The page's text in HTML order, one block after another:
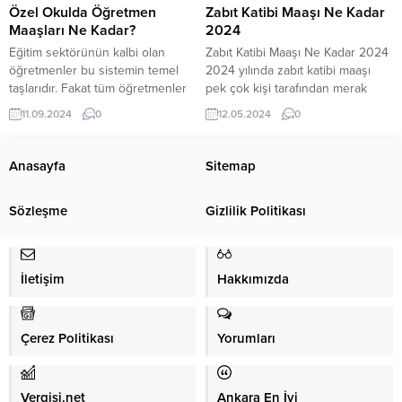
alan detayları okuyabilirsiniz.
Defacto, 1970 yılında İstanbul’da
kurulmuştur....
2024...
Özel Okulda Öğretmen
Maaşları Ne Kadar?
Eğitim sektörünün kalbi olan
öğretmenler bu sistemin temel
taşlarıdır. Fakat tüm öğretmenler
aynı şartlarda çalışmamaktadır.
Öğretmen maaşları devlet ve
Günümüzde ücretli öğretmenler,
kadrolu meslektaşlarından farklı
çalışır. Bu yüzden maaşları da
belirlenir. 2024 Ücretli Öğretmen
öğretmenler,...
11.09.2024 0
Zabıt Katibi Maaşı Ne Kadar
2024
Zabıt Katibi Maaşı Ne Kadar 2024
2024 yılında zabıt katibi maaşı
pek çok kişi tarafından merak
edilmektedir. Maaşlar 657 sayılı
olan Kanun çerçevesinde
Maaş artışları ise her sene Ocak
ve Temmuz aylarında
oynamakta olan zabıt katipleri
kurulları ve icra dairelerindeki...
12.05.2024 0
Anasayfa Sitemap
Sözleşme Gizlilik Politikası
İletişim Hakkımızda
Çerez Politikası Yorumları
Vergisi.net Ankara En İyi